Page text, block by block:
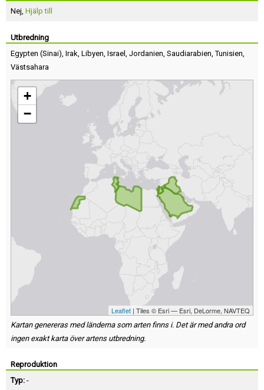
Nej, Hjälp till
Utbredning
Egypten (Sinai), Irak, Libyen, Israel , Jordanien, Saudiarabien,Tunisien,
Västsahara
+
−
Leaflet | Tiles © Esri — Esri, DeLorme, NAVTEQ
Kartan genereras med länderna som arten finns i. Det är med andra ord
ingen exakt karta över artens utbredning.
Reproduktion
Typ: -